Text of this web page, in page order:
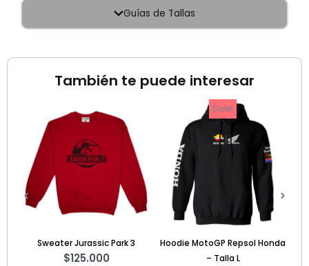
Guías de Tallas
También te puede interesar
Sale!
Hoodie MotoGP Repsol Honda
– Talla L
precio
original
$140.000.
actual
$105.000.
Camiseta One piece Luffy 4
$70.000